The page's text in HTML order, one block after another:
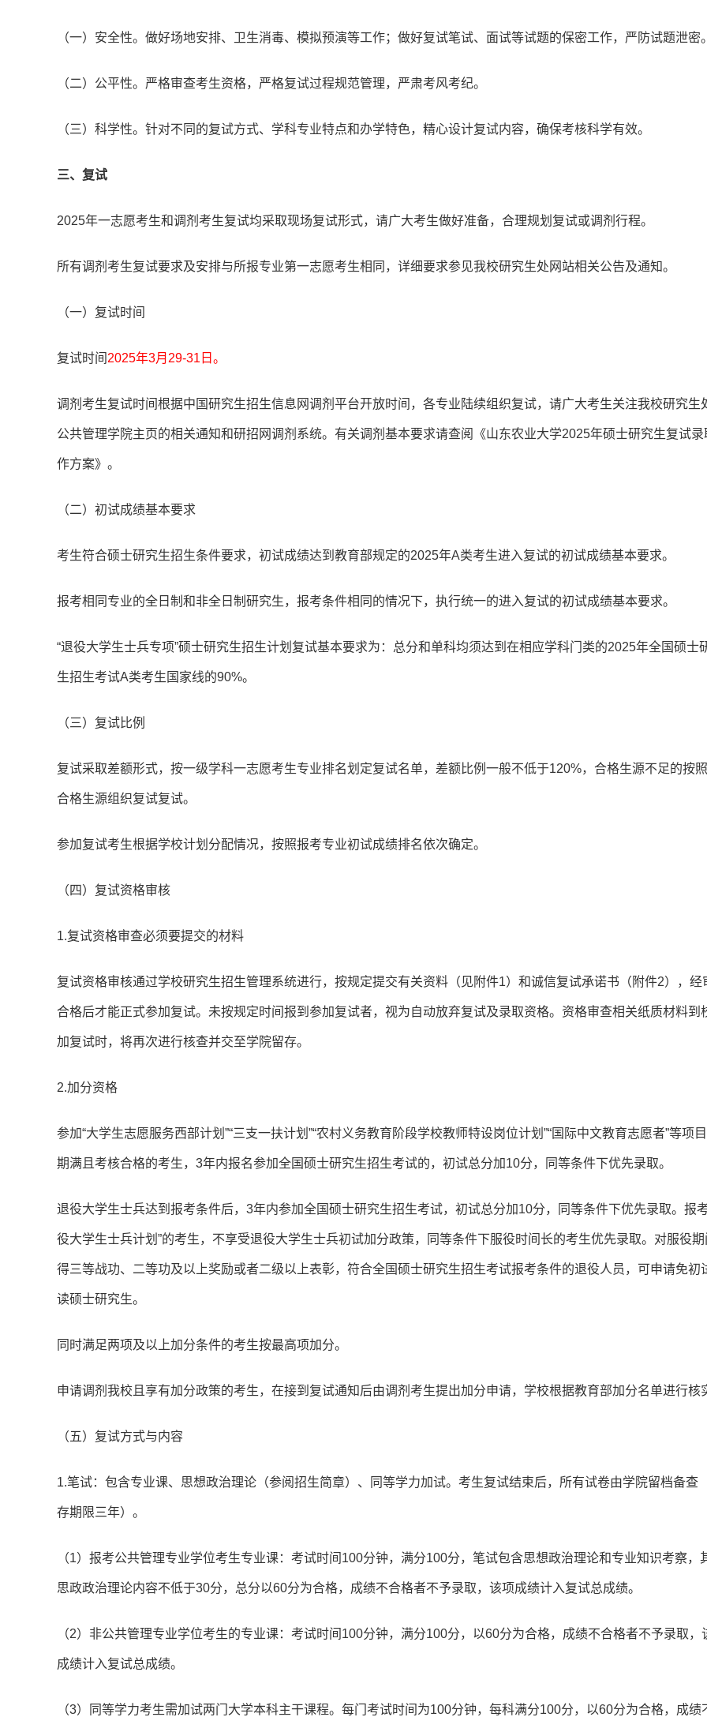
（一）安全性。做好场地安排、卫生消毒、模拟预演等工作；做好复试笔试、面试等试题的保密工作，严防试题泄密。
（二）公平性。严格审查考生资格，严格复试过程规范管理，严肃考风考纪。
（三）科学性。针对不同的复试方式、学科专业特点和办学特色，精心设计复试内容，确保考核科学有效。
三、复试
2025年一志愿考生和调剂考生复试均采取现场复试形式，请广大考生做好准备，合理规划复试或调剂行程。
所有调剂考生复试要求及安排与所报专业第一志愿考生相同，详细要求参见我校研究生处网站相关公告及通知。
（一）复试时间
复试时间 2025年3月29-31日。
调剂考生复试时间根据中国研究生招生信息网调剂平台开放时间，各专业陆续组织复试，请广大考生关注我校研究生
公共管理学院主页的相关通知和研招网调剂系统。有关调剂基本要求请查阅《山东农业大学2025年硕士研究生复试录
作方案》。
（二）初试成绩基本要求
考生符合硕士研究生招生条件要求，初试成绩达到教育部规定的2025年A类考生进入复试的初试成绩基本要求。
报考相同专业的全日制和非全日制研究生，报考条件相同的情况下，执行统一的进入复试的初试成绩基本要求。
“退役大学生士兵专项”硕士研究生招生计划复试基本要求为：总分和单科均须达到在相应学科门类的2025年全国硕士
生招生考试A类考生国家线的90%。
（三）复试比例
复试采取差额形式，按一级学科一志愿考生专业排名划定复试名单，差额比例一般不低于120%，合格生源不足的按
合格生源组织复试复试。
参加复试考生根据学校计划分配情况，按照报考专业初试成绩排名依次确定。
（四）复试资格审核
1.复试资格审查必须要提交的材料
复试资格审核通过学校研究生招生管理系统进行，按规定提交有关资料（见附件1）和诚信复试承诺书（附件2），经
合格后才能正式参加复试。未按规定时间报到参加复试者，视为自动放弃复试及录取资格。资格审查相关纸质材料到
加复试时，将再次进行核查并交至学院留存。
2.加分资格
参加“大学生志愿服务西部计划”“三支一扶计划”“农村义务教育阶段学校教师特设岗位计划”“国际中文教育志愿者”等项
期满且考核合格的考生，3年内报名参加全国硕士研究生招生考试的，初试总分加10分，同等条件下优先录取。
退役大学生士兵达到报考条件后，3年内参加全国硕士研究生招生考试，初试总分加10分，同等条件下优先录取。报
役大学生士兵计划”的考生，不享受退役大学生士兵初试加分政策，同等条件下服役时间长的考生优先录取。对服役期
得三等战功、二等功及以上奖励或者二级以上表彰，符合全国硕士研究生招生考试报考条件的退役人员，可申请免初
读硕士研究生。
同时满足两项及以上加分条件的考生按最高项加分。
申请调剂我校且享有加分政策的考生，在接到复试通知后由调剂考生提出加分申请，学校根据教育部加分名单进行核
（五）复试方式与内容
1.笔试：包含专业课、思想政治理论（参阅招生简章）、同等学力加试。考生复试结束后，所有试卷由学院留档备查
存期限三年）。
（1）报考公共管理专业学位考生专业课：考试时间100分钟，满分100分，笔试包含思想政治理论和专业知识考察，
思政政治理论内容不低于30分，总分以60分为合格，成绩不合格者不予录取，该项成绩计入复试总成绩。
（2）非公共管理专业学位考生的专业课：考试时间100分钟，满分100分，以60分为合格，成绩不合格者不予录取，
成绩计入复试总成绩。
（3）同等学力考生需加试两门大学本科主干课程。每门考试时间为100分钟，每科满分100分，以60分为合格，成绩